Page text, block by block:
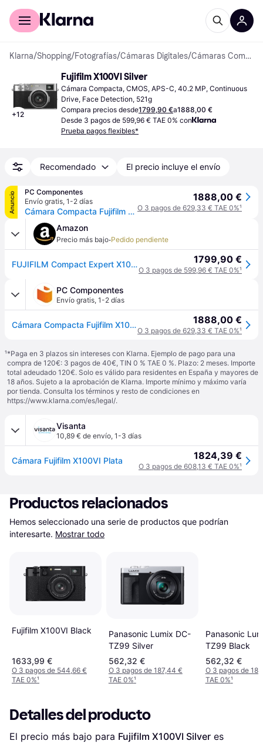
Comprar con Klarna
Klarna/Shopping/Fotografías/Cámaras Digitales/ Cámaras Compactas
+12
Fujifilm X100VI Silver
Cámara Compacta, CMOS, APS-C, 40.2 MP, Continuous
Drive, Face Detection, 521g
Compara precios desde1799,90 €a1888,00 €
Desde 3 pagos de 599,96 € TAE 0% con
Prueba pagos flexibles*
Recomendado El precio incluye el envío
Anuncio
PC Componentes
Envío gratis, 1-2 días
Cámara Compacta Fujifilm X100VI 40,2MP Zoom Digital WiFi ND Interno Plata
1888,00 €
O 3 pagos de 629,33 € TAE 0%¹
Amazon
Precio más bajo·Pedido pendiente
FUJIFILM Compact Expert X100VI Silver 1799,90 €
O 3 pagos de 599,96 € TAE 0%¹
PC Componentes
Envío gratis, 1-2 días
Cámara Compacta Fujifilm X100VI 40,2MP Zoom Digital WiFi ND Interno Plata 1888,00 €
O 3 pagos de 629,33 € TAE 0%¹
¹*Paga en 3 plazos sin intereses con Klarna. Ejemplo de pago para una
compra de 120€: 3 pagos de 40€, TIN 0 % TAE 0 %. Plazo: 2 meses. Importe
total adeudado 120€. Solo es válido para residentes en España y mayores de
18 años. Sujeto a la aprobación de Klarna. Importe mínimo y máximo varía
por tienda. Consulta los términos y resto de condiciones en
https://www.klarna.com/es/legal/.
Visanta
10,89 € de envío, 1-3 días
Cámara Fujifilm X100VI Plata 1824,39 €
O 3 pagos de 608,13 € TAE 0%¹
Productos relacionados
Hemos seleccionado una serie de productos que podrían
interesarte. Mostrar todo
Fujifilm X100VI Black
1633,99 €
O 3 pagos de 544,66 €
TAE 0%¹
Panasonic Lumix DC-
TZ99 Silver
562,32 €
O 3 pagos de 187,44 €
TAE 0%¹
Panasonic
TZ99 Black
562,32 €
O 3 pagos de
TAE 0%¹
Detalles del producto
El precio más bajo para Fujifilm X100VI Silver